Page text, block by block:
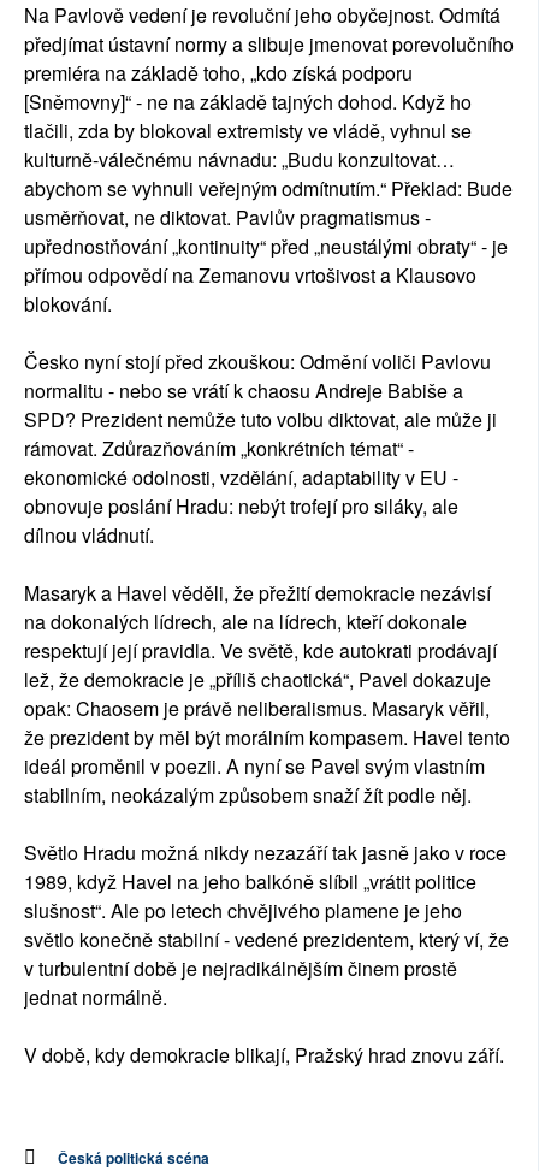
Na Pavlově vedení je revoluční jeho obyčejnost. Odmítá
předjímat ústavní normy a slibuje jmenovat porevolučního
premiéra na základě toho, „kdo získá podporu
[Sněmovny]“ - ne na základě tajných dohod. Když ho
tlačili, zda by blokoval extremisty ve vládě, vyhnul se
kulturně-válečnému návnadu: „Budu konzultovat…
abychom se vyhnuli veřejným odmítnutím.“ Překlad: Bude
usměrňovat, ne diktovat. Pavlův pragmatismus -
upřednostňování „kontinuity“ před „neustálými obraty“ - je
přímou odpovědí na Zemanovu vrtošivost a Klausovo
blokování.
Česko nyní stojí před zkouškou: Odmění voliči Pavlovu
normalitu - nebo se vrátí k chaosu Andreje Babiše a
SPD? Prezident nemůže tuto volbu diktovat, ale může ji
rámovat. Zdůrazňováním „konkrétních témat“ -
ekonomické odolnosti, vzdělání, adaptability v EU -
obnovuje poslání Hradu: nebýt trofejí pro siláky, ale
dílnou vládnutí.
Masaryk a Havel věděli, že přežití demokracie nezávisí
na dokonalých lídrech, ale na lídrech, kteří dokonale
respektují její pravidla. Ve světě, kde autokrati prodávají
lež, že demokracie je „příliš chaotická“, Pavel dokazuje
opak: Chaosem je právě neliberalismus. Masaryk věřil,
že prezident by měl být morálním kompasem. Havel tento
ideál proměnil v poezii. A nyní se Pavel svým vlastním
stabilním, neokázalým způsobem snaží žít podle něj.
Světlo Hradu možná nikdy nezazáří tak jasně jako v roce
1989, když Havel na jeho balkóně slíbil „vrátit politice
slušnost“. Ale po letech chvějivého plamene je jeho
světlo konečně stabilní - vedené prezidentem, který ví, že
v turbulentní době je nejradikálnějším činem prostě
jednat normálně.
V době, kdy demokracie blikají, Pražský hrad znovu září.
Česká politická scéna